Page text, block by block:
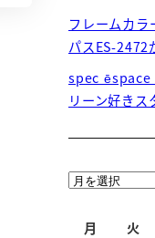
フレームカラ
パスES-2472
spec ēspace
リーン好き
ア
月
火